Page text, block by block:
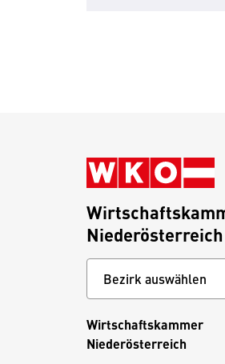
Niederösterreich
Wirtschaftskammer
Niederösterreich